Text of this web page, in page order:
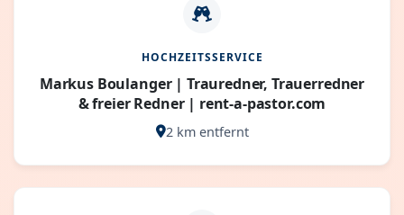
HOCHZEITSSERVICE
Markus Boulanger | Trauredner, Trauerredner
& freier Redner | rent-a-pastor.com
2 km entfernt